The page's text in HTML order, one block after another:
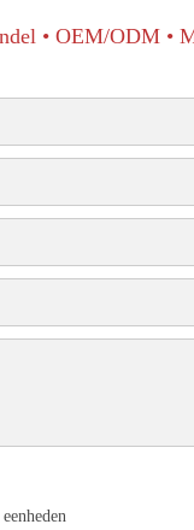
• OEM/ODM •